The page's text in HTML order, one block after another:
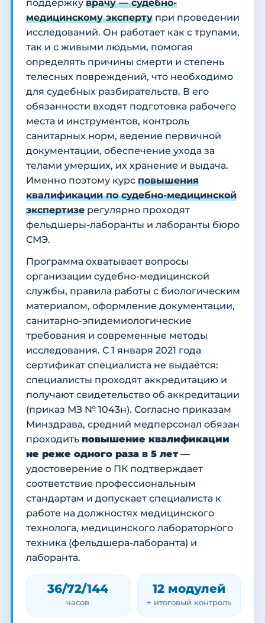
поддержку врачу — судебно-
медицинскому эксперту при проведении
исследований. Он работает как с трупами,
так и с живыми людьми, помогая
определять причины смерти и степень
телесных повреждений, что необходимо
для судебных разбирательств. В его
обязанности входят подготовка рабочего
места и инструментов, контроль
санитарных норм, ведение первичной
документации, обеспечение ухода за
телами умерших, их хранение и выдача.
Именно поэтому курс повышения
квалификации по судебно-медицинской
экспертизе регулярно проходят
фельдшеры-лаборанты и лаборанты бюро
СМЭ.
Программа охватывает вопросы
организации судебно-медицинской
службы, правила работы с биологическим
материалом, оформление документации,
санитарно-эпидемиологические
требования и современные методы
исследования. С 1 января 2021 года
сертификат специалиста не выдаётся:
специалисты проходят аккредитацию и
получают свидетельство об аккредитации
(приказ МЗ № 1043н). Согласно приказам
Минздрава, средний медперсонал обязан
проходить повышение квалификации
не реже одного раза в 5 лет—
удостоверение о ПК подтверждает
соответствие профессиональным
стандартам и допускает специалиста к
работе на должностях медицинского
технолога, медицинского лабораторного
техника (фельдшера-лаборанта) и
лаборанта.
36/72/144
часов
12 модулей
+ итоговый контроль